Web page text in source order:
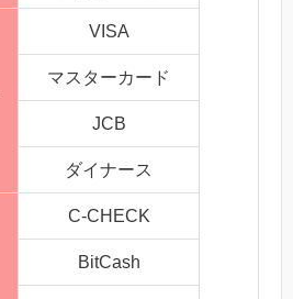
VISA
マスターカード
JCB
ダイナース
C-CHECK
BitCash